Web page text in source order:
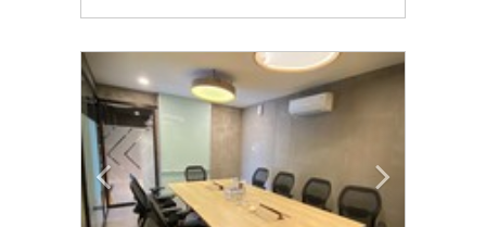
Previous Next2